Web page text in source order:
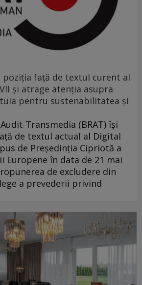
poziția față de textul curent al
și atrage atenția asupra
pentru sustenabilitatea și
Transmedia (BRAT) își
de textul actual al Digital
de Președinția Cipriotă a
Europene în data de 21 mai
de excludere din
a prevederii privind